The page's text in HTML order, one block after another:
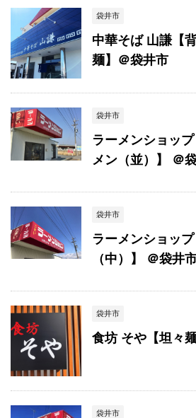
袋井市
中華そば 山謙【
麺】＠袋井市
袋井市
ラーメンショッ
メン（並）】 ＠
袋井市
ラーメンショッ
（中）】 ＠袋井
袋井市
食坊 そや【坦々
袋井市